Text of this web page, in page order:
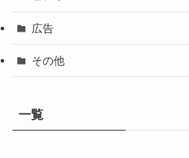
広告
その他
一覧